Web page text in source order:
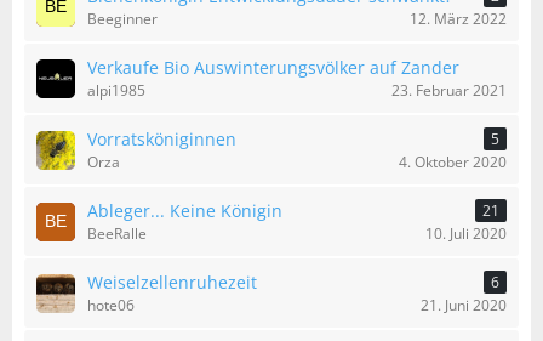
Beeginner
12. März 2022
Verkaufe Bio Auswinterungsvölker auf Zander
alpi1985 23. Februar 2021
Vorratsköniginnen
5
Orza
4. Oktober 2020
Ableger... Keine Königin
21
BeeRalle
10. Juli 2020
Weiselzellenruhezeit
6
hote06
21. Juni 2020